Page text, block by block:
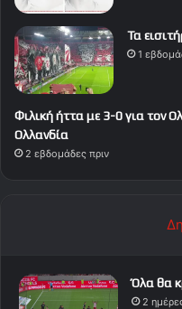
Τα
1
Φιλική ήττα με 3-0 για τον
Ολλανδία
2 εβδομάδες πριν
Όλα θα
2